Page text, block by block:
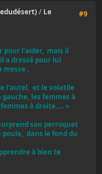
#9
/ Le
pour l'aider, mais il
a dressé pour lui
messe .
l'autel, et le volatile
gauche, les femmes à
à droite,... »
son perroquet
dans le fond du
à bien te